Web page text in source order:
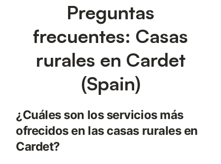
Preguntas
frecuentes: Casas
rurales en Cardet
(Spain)
¿Cuáles son los servicios más
ofrecidos en las casas rurales en
Cardet?